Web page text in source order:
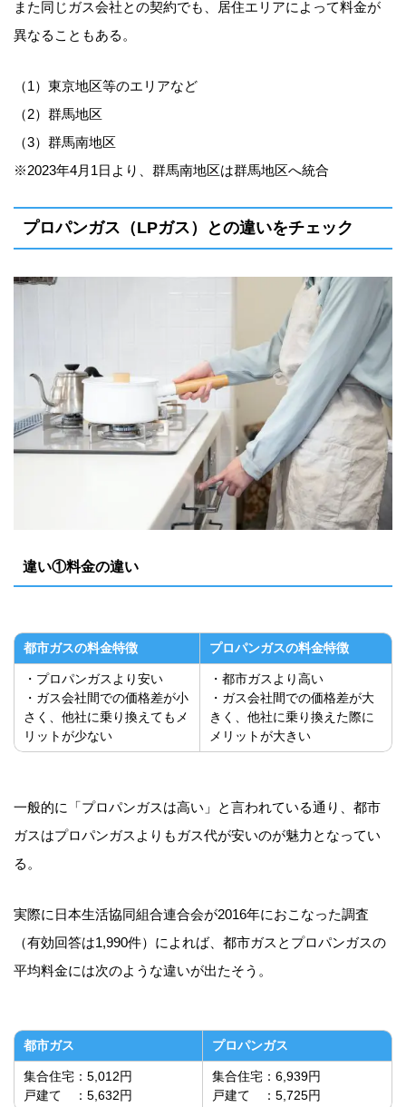
また同じガス会社との契約でも、居住エリアによって料金が
異なることもある。
（1）東京地区等のエリアなど
（2）群馬地区
（3）群馬南地区
※2023年4月1日より、群馬南地区は群馬地区へ統合
プロパンガス（LPガス）との違いをチェック
違い①料金の違い
都市ガスの料金特徴 プロパンガスの料金特徴
・プロパンガスより安い
・ガス会社間での価格差が小
さく、他社に乗り換えてもメ
リットが少ない
・都市ガスより高い
・ガス会社間での価格差が大
きく、他社に乗り換えた際に
メリットが大きい
一般的に「プロパンガスは高い」と言われている通り、都市
ガスはプロパンガスよりもガス代が安いのが魅力となってい
る。
実際に日本生活協同組合連合会が2016年におこなった調査
（有効回答は1,990件）によれば、都市ガスとプロパンガスの
平均料金には次のような違いが出たそう。
都市ガス プロパンガス
集合住宅：5,012円
戸建て ：5,632円
集合住宅：6,939円
戸建て ：5,725円